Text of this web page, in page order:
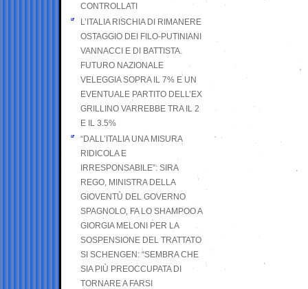
CONTROLLATI
L’ITALIA RISCHIA DI RIMANERE
OSTAGGIO DEI FILO-PUTINIANI
VANNACCI E DI BATTISTA.
FUTURO NAZIONALE
VELEGGIA SOPRA IL 7% E UN
EVENTUALE PARTITO DELL’EX
GRILLINO VARREBBE TRA IL 2
E IL 3.5%
“DALL’ITALIA UNA MISURA
RIDICOLA E
IRRESPONSABILE”: SIRA
REGO, MINISTRA DELLA
GIOVENTÙ DEL GOVERNO
SPAGNOLO, FA LO SHAMPOO A
GIORGIA MELONI PER LA
SOSPENSIONE DEL TRATTATO
SI SCHENGEN: “SEMBRA CHE
SIA PIÙ PREOCCUPATA DI
TORNARE A FARSI